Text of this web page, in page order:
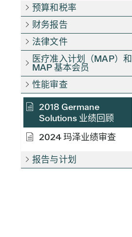
预算和税率
财务报告
法律文件
医疗准入计划（MAP）和
MAP 基本会员
性能审查
2018 Germane
Solutions 业绩回顾
2024 玛泽业绩审查
报告与计划